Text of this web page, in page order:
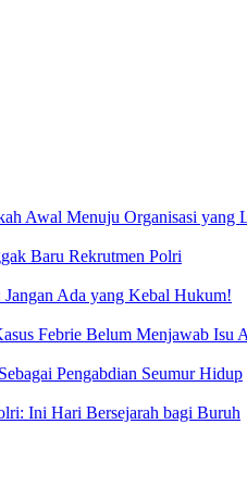
Awal Menuju Organisasi yang
Baru Rekrutmen Polri
Ada yang Kebal Hukum!
Febrie Belum Menjawab Isu
Pengabdian Seumur Hidup
Ini Hari Bersejarah bagi Buruh